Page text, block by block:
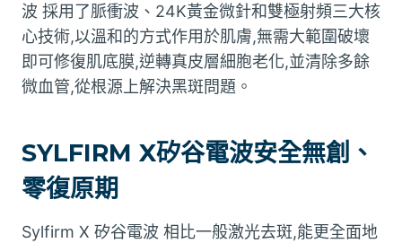
波 採用了脈衝波、24K黃金微針和雙極射頻三大核
心技術,以溫和的方式作用於肌膚,無需大範圍破壞
即可修復肌底膜,逆轉真皮層細胞老化,並清除多餘
微血管,從根源上解決黑斑問題。
SYLFIRM X矽谷電波安全無創、
零復原期
Sylfirm X 矽谷電波 相比一般激光去斑,能更全面地